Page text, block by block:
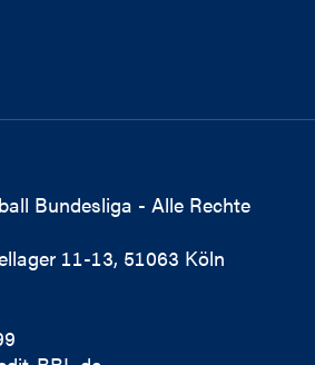
Bundesliga - Alle Rechte
11-13, 51063 Köln